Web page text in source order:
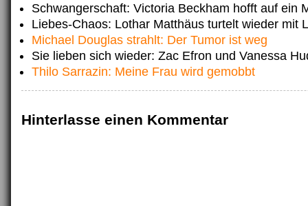
Schwangerschaft: Victoria Beckham hofft auf ein
Liebes-Chaos: Lothar Matthäus turtelt wieder mit
Michael Douglas strahlt: Der Tumor ist weg
Sie lieben sich wieder: Zac Efron und Vanessa
Thilo Sarrazin: Meine Frau wird gemobbt
Hinterlasse einen Kommentar